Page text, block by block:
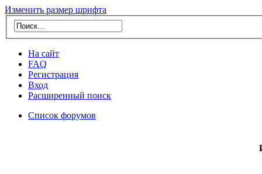
Изменить размер шрифта
На сайт
FAQ
Регистрация
Вход
Расширенный поиск
Список форумов